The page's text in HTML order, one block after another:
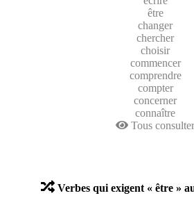
être
changer
chercher
choisir
commencer
comprendre
compter
concerner
connaître
Tous consulter
Verbes qui exigent « être »